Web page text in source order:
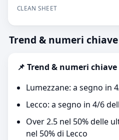
CLEAN SHEET
Trend & numeri chiave
📌 Trend & numeri chiave
Lumezzane: a segno in
Lecco: a segno in 4/6
Over 2.5 nel 50% delle
nel 50% di Lecco